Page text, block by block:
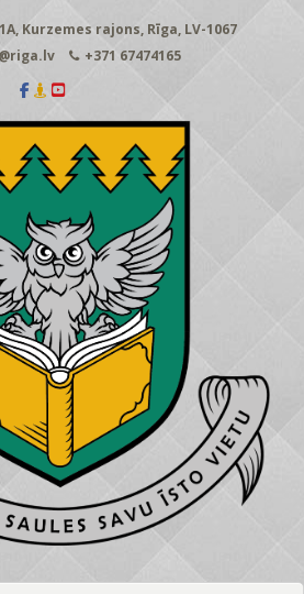
Kurzemes rajons, Rīga, LV-1067
+371 67474165